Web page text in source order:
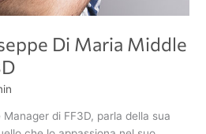
Di Maria Middle
di FF3D, parla della sua